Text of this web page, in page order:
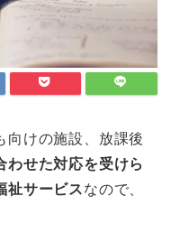
向けの施設、放課後
わせた対応を受けら
祉サービスなので、